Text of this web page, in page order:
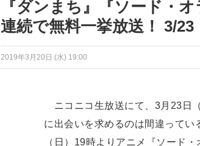
『ダンまち』『ソード・
連続で無料一挙放送！ 3/
2019年3月20日 (水) 19:00
ニコニコ生放送にて、3月23日
に出会いを求めるのは間違ってい
（日）19時よりアニメ『ソード